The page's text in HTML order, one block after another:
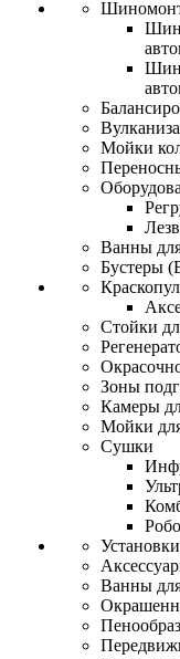
Мойки
Ванны
Бустеры
Стойки
Зоны
Камеры
Мойки
Сушки
Ванны